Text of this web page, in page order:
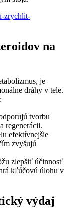
zrychlit-
na
je
dráhy v tele.
tvorbu
regenerácii.
efektívnejšie
zvyšujú
zlepšiť účinnosť
kľúčovú úlohu v
výdaj